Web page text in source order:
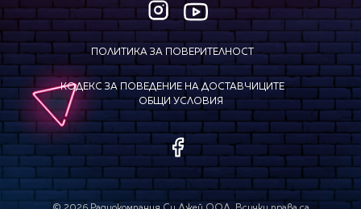
ПОЛИТИКА ЗА ПОВЕРИТЕЛНОСТ
КОДЕКС ЗА ПОВЕДЕНИЕ НА ДОСТАВЧИЦИТЕ
ОБЩИ УСЛОВИЯ